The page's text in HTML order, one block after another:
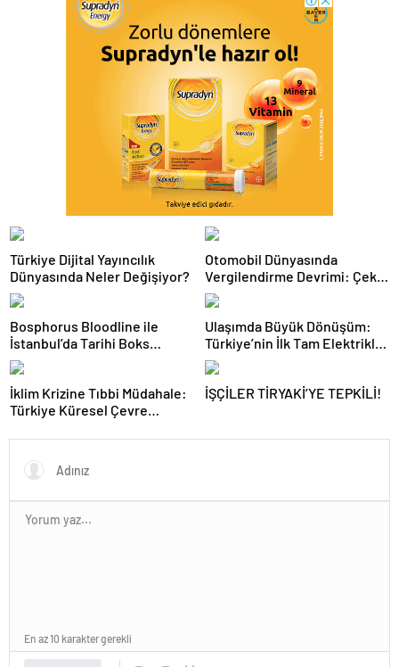
Türkiye Dijital Yayıncılık
Dünyasında Neler Değişiyor?
Otomobil Dünyasında
Vergilendirme Devrimi: Çekiş
Sistemleri ve Yeni Dönem
Bosphorus Bloodline ile
İstanbul’da Tarihi Boks
Gecesi
Ulaşımda Büyük Dönüşüm:
Türkiye’nin İlk Tam Elektrikli
Akaryakıt İstasyonu Deneyimi
İklim Krizine Tıbbi Müdahale:
Türkiye Küresel Çevre
Değiştirdi?
İŞÇİLER TİRYAKİ’YE TEPKİLİ!
En az 10 karakter gerekli